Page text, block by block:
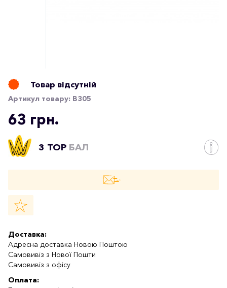
Товар відсутній
Артикул товару: B305
63 грн.
3 TOP БАЛ
Доставка:
Адресна доставка Новою Поштою
Самовивіз з Нової Пошти
Самовивіз з офісу
Оплата: